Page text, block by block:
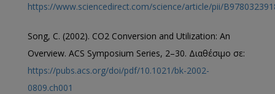
https://www.sciencedirect.com/science/article/pii/
Song, C. (2002). CO2 Conversion and Utilization: An
Overview. ACS Symposium Series, 2–30. Διαθέσιμο σε:
https://pubs.acs.org/doi/pdf/10.1021/bk-2002-
0809.ch001